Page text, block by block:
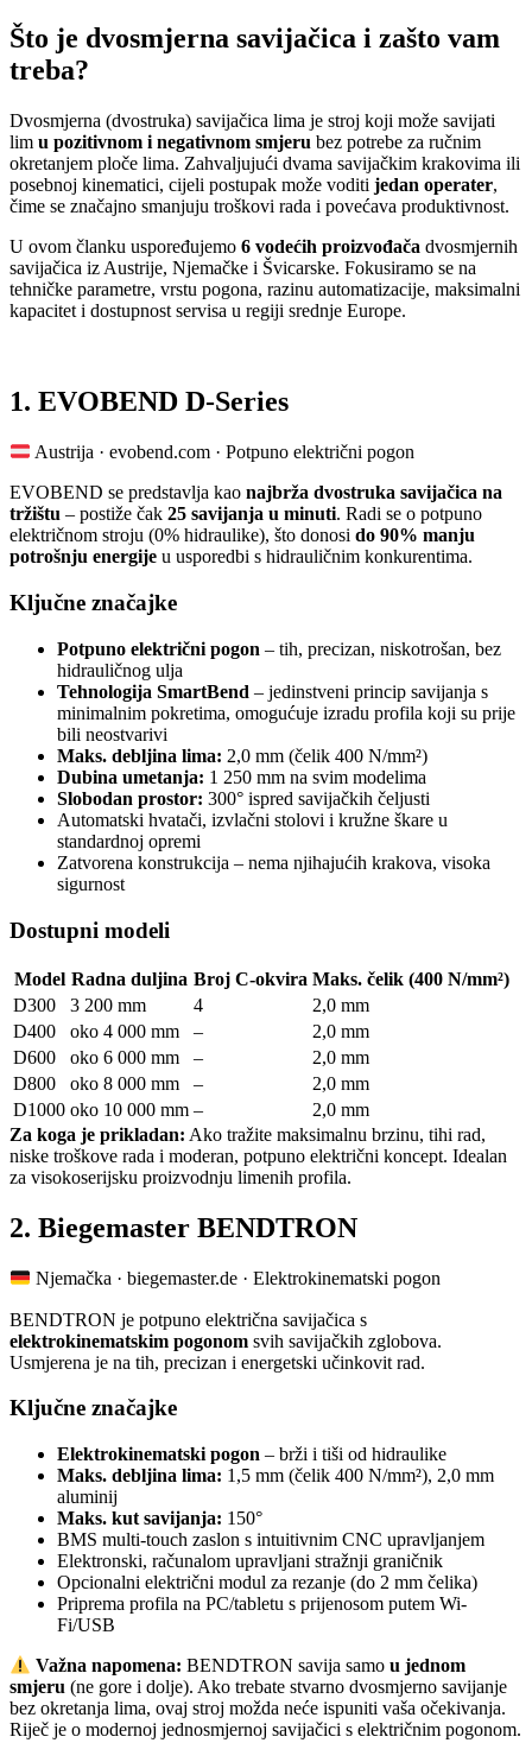
Što je dvosmjerna savijačica i zašto vam
treba?
Dvosmjerna (dvostruka) savijačica lima je stroj koji može savijati
lim u pozitivnom i negativnom smjeru bez potrebe za ručnim
okretanjem ploče lima. Zahvaljujući dvama savijačkim krakovima ili
posebnoj kinematici, cijeli postupak može voditi jedan operater,
čime se značajno smanjuju troškovi rada i povećava produktivnost.
U ovom članku uspoređujemo 6 vodećih proizvođača dvosmjernih
savijačica iz Austrije, Njemačke i Švicarske. Fokusiramo se na
tehničke parametre, vrstu pogona, razinu automatizacije, maksimalni
kapacitet i dostupnost servisa u regiji srednje Europe.
1. EVOBEND D-Series
Austrija · evobend.com · Potpuno električni pogon
EVOBEND se predstavlja kao najbrža dvostruka savijačica na
tržištu – postiže čak 25 savijanja u minuti. Radi se o potpuno
električnom stroju (0% hidraulike), što donosi do 90% manju
potrošnju energije u usporedbi s hidrauličnim konkurentima.
Ključne značajke
Potpuno električni pogon – tih, precizan, niskotrošan, bez
hidrauličnog ulja
Tehnologija SmartBend – jedinstveni princip savijanja s
minimalnim pokretima, omogućuje izradu profila koji su prije
bili neostvarivi
Maks. debljina lima: 2,0 mm (čelik 400 N/mm²)
Dubina umetanja: 1 250 mm na svim modelima
Slobodan prostor: 300° ispred savijačkih čeljusti
Automatski hvatači, izvlačni stolovi i kružne škare u
standardnoj opremi
Zatvorena konstrukcija – nema njihajućih krakova, visoka
sigurnost
Dostupni modeli
Model Radna duljina Broj C-okvira Maks. čelik (400 N/mm²)
D300
3 200 mm 4
2,0 mm
D400
oko 4 000 mm –
2,0 mm
D600
oko 6 000 mm –
2,0 mm
D800
oko 8 000 mm –
2,0 mm
D1000 oko 10 000 mm –
2,0 mm
Za koga je prikladan: Ako tražite maksimalnu brzinu, tihi rad,
niske troškove rada i moderan, potpuno električni koncept. Idealan
za visokoserijsku proizvodnju limenih profila.
2. Biegemaster BENDTRON
Njemačka · biegemaster.de · Elektrokinematski pogon
BENDTRON je potpuno električna savijačica s
elektrokinematskim pogonom svih savijačkih zglobova.
Usmjerena je na tih, precizan i energetski učinkovit rad.
Ključne značajke
Elektrokinematski pogon – brži i tiši od hidraulike
Maks. debljina lima: 1,5 mm (čelik 400 N/mm²), 2,0 mm
aluminij
Maks. kut savijanja: 150°
BMS multi-touch zaslon s intuitivnim CNC upravljanjem
Elektronski, računalom upravljani stražnji graničnik
Opcionalni električni modul za rezanje (do 2 mm čelika)
Priprema profila na PC/tabletu s prijenosom putem Wi-
Fi/USB
Važna napomena: BENDTRON savija samou jednom
smjeru (ne gore i dolje). Ako trebate stvarno dvosmjerno savijanje
bez okretanja lima, ovaj stroj možda neće ispuniti vaša očekivanja.
Riječ je o modernoj jednosmjernoj savijačici s električnim pogonom.